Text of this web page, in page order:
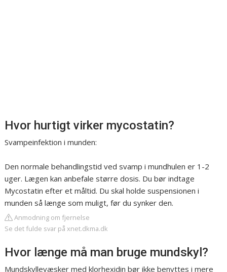
Hvor hurtigt virker mycostatin?
Svampeinfektion i munden:
Den normale behandlingstid ved svamp i mundhulen er 1-2
uger. Lægen kan anbefale større dosis. Du bør indtage
Mycostatin efter et måltid. Du skal holde suspensionen i
munden så længe som muligt, før du synker den.
Anmodning om fjernelse
Se det fulde svar på xnet.dkma.dk
Hvor længe må man bruge mundskyl?
Mundskyllevæsker med klorhexidin bør ikke benyttes i mere